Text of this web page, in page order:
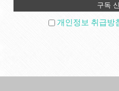
개인정보 취급방